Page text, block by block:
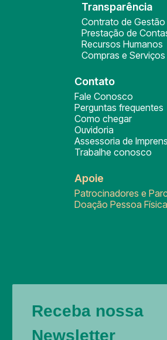
Transparência
Contrato de Gestão
Prestação de
Recursos Humanos
Compras e Serviços
Contato
Fale Conosco
Perguntas frequentes
Como chegar
Ouvidoria
Assessoria de
Trabalhe conosco
Apoie
Patrocinadores e
Doação Pessoa Física